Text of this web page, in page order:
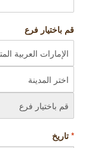
قم باختيار فرع
* تاریخ